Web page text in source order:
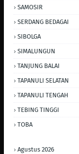
SAMOSIR
SERDANG BEDAGAI
SIBOLGA
SIMALUNGUN
TANJUNG BALAI
TAPANULI SELATAN
TAPANULI TENGAH
TEBING TINGGI
TOBA
Agustus 2026